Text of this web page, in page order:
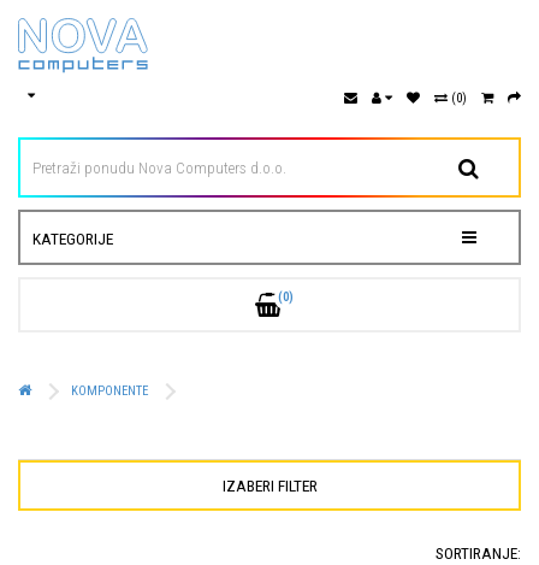
(0)
KATEGORIJE
(0)
KOMPONENTE
IZABERI FILTER
SORTIRANJE: